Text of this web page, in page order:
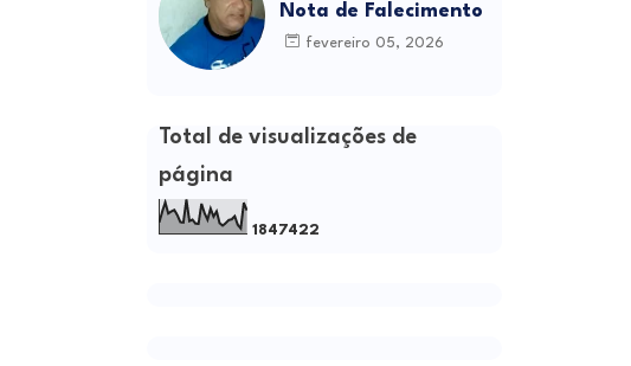
Nota de Falecimento
fevereiro 05, 2026
Total de visualizações de
página
1 847422